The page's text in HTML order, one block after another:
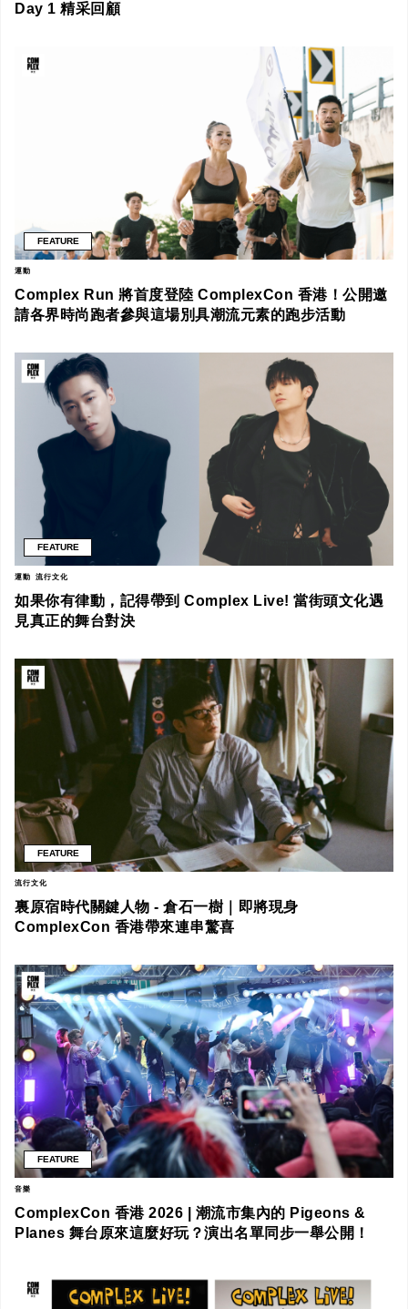
Day 1 精采回顧
FEATURE
運動
Complex Run 將首度登陸 ComplexCon 香港！公開邀
請各界時尚跑者參與這場別具潮流元素的跑步活動
FEATURE
運動 流行文化
如果你有律動，記得帶到 Complex Live! 當街頭文化遇
見真正的舞台對決
FEATURE
流行文化
裏原宿時代關鍵人物 - 倉石一樹｜即將現身
ComplexCon 香港帶來連串驚喜
FEATURE
音樂
ComplexCon 香港 2026 | 潮流市集內的 Pigeons &
Planes 舞台原來這麼好玩？演出名單同步一舉公開！